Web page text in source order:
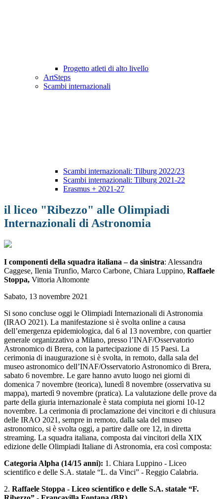
Progetto atleti di alto livello
ArtSteps
Scambi internazionali
Scambi internazionali: Tilburg 2022/23
Scambi internazionali: Tilburg 2021-22
Erasmus + 2021-27
il liceo "Ribezzo" alle Olimpiadi
Internazionali di Astronomia
I componenti della squadra italiana – da sinistra: Alessandra
Caggese, Ilenia Trunfio, Marco Carbone, Chiara Luppino, Raffaele
Stoppa, Vittoria Altomonte
Sabato, 13 novembre 2021
Si sono concluse oggi le Olimpiadi Internazionali di Astronomia
(IRAO 2021). La manifestazione si è svolta online a causa
dell’emergenza epidemiologica, dal 6 al 13 novembre, con quartier
generale organizzativo a Milano, presso l’INAF/Osservatorio
Astronomico di Brera, con la partecipazione di 15 Paesi. La
cerimonia di inaugurazione si è svolta, in remoto, dalla sala del
museo astronomico dell’INAF/Osservatorio Astronomico di Brera,
sabato 6 novembre. Le gare hanno avuto luogo nei giorni di
domenica 7 novembre (teorica), lunedì 8 novembre (osservativa su
mappa), martedì 9 novembre (pratica). La valutazione delle prove da
parte della giuria internazionale è stata compiuta nei giorni 10-12
novembre. La cerimonia di proclamazione dei vincitori e di chiusura
delle IRAO 2021, sempre in remoto, dalla sala del museo
astronomico, si è svolta oggi, a partire dalle ore 12, in diretta
streaming. La squadra italiana, composta dai vincitori della XIX
edizione delle Olimpiadi Italiane di Astronomia, era così composta:
Categoria Alpha (14/15 anni): 1. Chiara Luppino - Liceo
scientifico e delle S.A. statale “L. da Vinci” - Reggio Calabria.
2. Raffaele Stoppa - Liceo scientifico e delle S.A. statale “F.